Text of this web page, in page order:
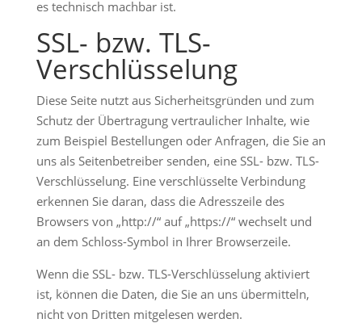
es technisch machbar ist.
SSL- bzw. TLS-
Verschlüsselung
Diese Seite nutzt aus Sicherheitsgründen und zum
Schutz der Übertragung vertraulicher Inhalte, wie
zum Beispiel Bestellungen oder Anfragen, die Sie an
uns als Seitenbetreiber senden, eine SSL- bzw. TLS-
Verschlüsselung. Eine verschlüsselte Verbindung
erkennen Sie daran, dass die Adresszeile des
Browsers von „http://“ auf „https://“ wechselt und
an dem Schloss-Symbol in Ihrer Browserzeile.
Wenn die SSL- bzw. TLS-Verschlüsselung aktiviert
ist, können die Daten, die Sie an uns übermitteln,
nicht von Dritten mitgelesen werden.